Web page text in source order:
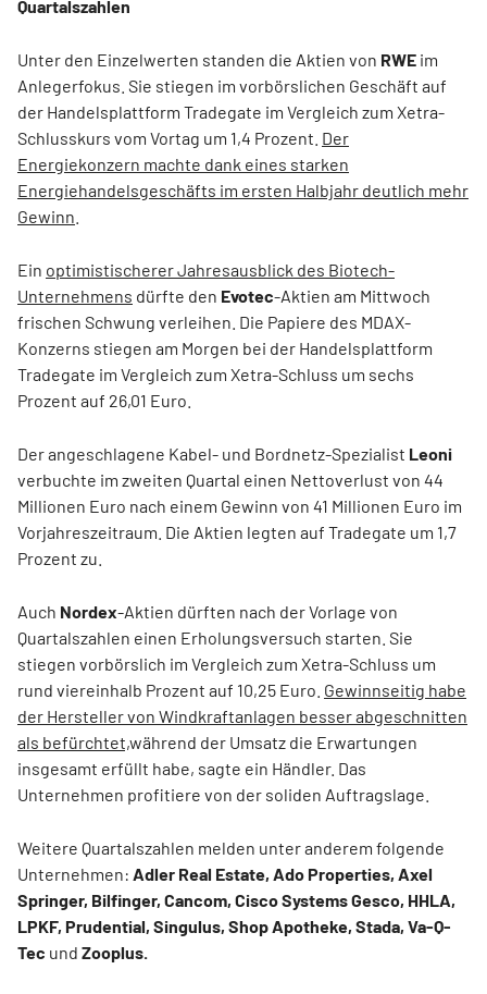
Quartalszahlen
Unter den Einzelwerten standen die Aktien von RWE im
Anlegerfokus. Sie stiegen im vorbörslichen Geschäft auf
der Handelsplattform Tradegate im Vergleich zum Xetra-
Schlusskurs vom Vortag um 1,4 Prozent. Der
Energiekonzern machte dank eines starken
Energiehandelsgeschäfts im ersten Halbjahr deutlich mehr
Gewinn
Ein optimistischerer Jahresausblick des Biotech-
Unternehmens dürfte den Evotec-Aktien am Mittwoch
frischen Schwung verleihen. Die Papiere des MDAX-
Konzerns stiegen am Morgen bei der Handelsplattform
Tradegate im Vergleich zum Xetra-Schluss um sechs
Prozent auf 26,01 Euro.
Der angeschlagene Kabel- und Bordnetz-Spezialist Leoni
verbuchte im zweiten Quartal einen Nettoverlust von 44
Millionen Euro nach einem Gewinn von 41 Millionen Euro im
Vorjahreszeitraum. Die Aktien legten auf Tradegate um 1,7
Prozent zu.
Auch Nordex-Aktien dürften nach der Vorlage von
Quartalszahlen einen Erholungsversuch starten. Sie
stiegen vorbörslich im Vergleich zum Xetra-Schluss um
rund viereinhalb Prozent auf 10,25 Euro. Gewinnseitig habe
der Hersteller von Windkraftanlagen besser abgeschnitten
als befürchtet,während der Umsatz die Erwartungen
insgesamt erfüllt habe, sagte ein Händler. Das
Unternehmen profitiere von der soliden Auftragslage.
Weitere Quartalszahlen melden unter anderem folgende
Unternehmen: Adler Real Estate, Ado Properties, Axel
Springer, Bilfinger, Cancom, Cisco Systems Gesco, HHLA,
LPKF, Prudential, Singulus, Shop Apotheke, Stada, Va-Q-
Tec und Zooplus.